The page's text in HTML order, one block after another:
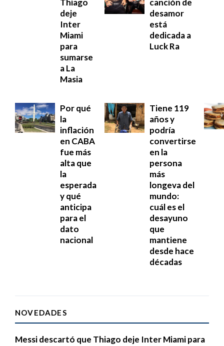
deje
Inter
Miami
para
sumarse
a La
Masia
desamor
está
dedicada a
Luck Ra
Por qué
la
inflación
en CABA
fue más
alta que
la
esperada
y qué
anticipa
para el
dato
nacional
Tiene 119
años y
podría
convertirse
en la
persona
más
longeva del
mundo:
cuál es el
desayuno
que
mantiene
desde hace
décadas
NOVEDADES
Messi descartó que Thiago deje Inter Miami para